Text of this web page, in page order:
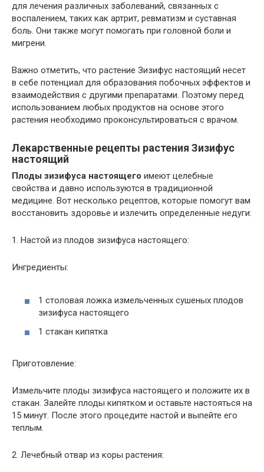
для лечения различных заболеваний, связанных с
воспалением, таких как артрит, ревматизм и суставная
боль. Они также могут помогать при головной боли и
мигрени.
Важно отметить, что растение Зизифус настоящий несет
в себе потенциал для образования побочных эффектов и
взаимодействия с другими препаратами. Поэтому перед
использованием любых продуктов на основе этого
растения необходимо проконсультироваться с врачом.
Лекарственные рецепты растения Зизифус
настоящий
Плоды зизифуса настоящего имеют целебные
свойства и давно используются в традиционной
медицине. Вот несколько рецептов, которые помогут вам
восстановить здоровье и излечить определенные недуги:
1. Настой из плодов зизифуса настоящего:
Ингредиенты:
1 столовая ложка измельченных сушеных плодов
зизифуса настоящего
1 стакан кипятка
Приготовление:
Измельчите плоды зизифуса настоящего и положите их в
стакан. Залейте плоды кипятком и оставьте настояться на
15 минут. После этого процедите настой и выпейте его
теплым.
2. Лечебный отвар из коры растения: